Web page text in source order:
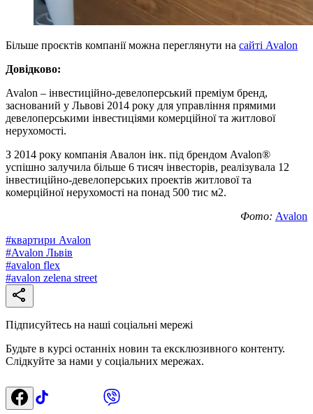
Більше проєктів компанії можна переглянути на сайті Avalon
Довідково:
Avalon – інвестиційно-девелоперський преміум бренд,
заснований у Львові 2014 року для управління прямими
девелоперськими інвестиціями комерційної та житлової
нерухомості.
З 2014 року компанія Авалон інк. під брендом Avalon®️
успішно залучила більше 6 тисяч інвесторів, реалізувала 12
інвестиційно-девелоперських проектів житлової та
комерційної нерухомості на понад 500 тис м2.
Фото: Avalon
#квартири Avalon
#Avalon Львів
#avalon flex
#avalon zelena street
Підписуйтесь на наші соціальні мережі
Будьте в курсі останніх новин та ексклюзивного контенту.
Слідкуйте за нами у соціальних мережах.